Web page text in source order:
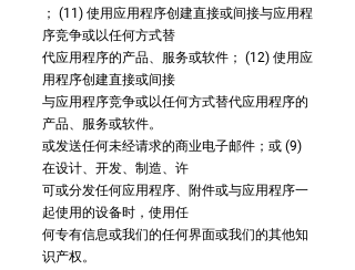
； (11) 使用应用程序创建直接或间接与应用程
序竞争或以任何方式替
代应用程序的产品、服务或软件； (12) 使用应
用程序创建直接或间接
与应用程序竞争或以任何方式替代应用程序的
产品、服务或软件。
或发送任何未经请求的商业电子邮件；或 (9)
在设计、开发、制造、许
可或分发任何应用程序、附件或与应用程序一
起使用的设备时，使用任
何专有信息或我们的任何界面或我们的其他知
识产权。